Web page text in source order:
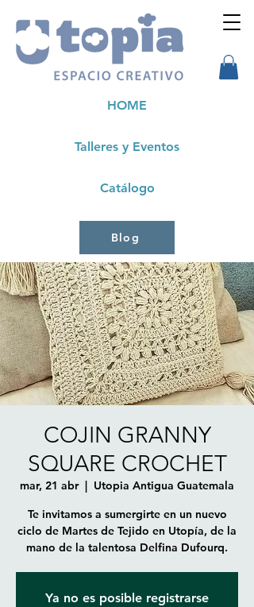
Talleres y Eventos
HOME
Catálogo
Blog
COJIN GRANNY
SQUARE CROCHET
mar, 21 abr
  |
Utopia Antigua Guatemala
Te invitamos a sumergirte en un nuevo
ciclo de Martes de Tejido en Utopía, de la
mano de la talentosa Delfina Dufourq.
Ya no es posible registrarse